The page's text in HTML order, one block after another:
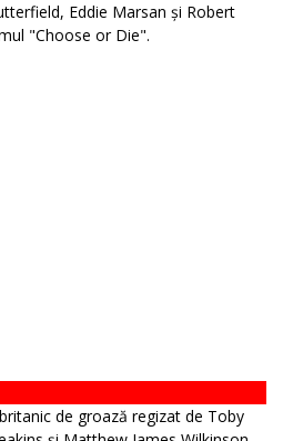
Eddie Marsan și Robert
"Choose or Die".
de groază regizat de Toby